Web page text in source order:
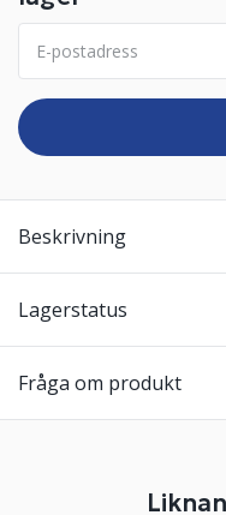
Beskrivning
Lagerstatus
Fråga om produkt